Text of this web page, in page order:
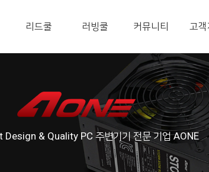
리드쿨 러빙쿨 커뮤니티 고
& Quality PC 주변기기 전문 기업 AONE